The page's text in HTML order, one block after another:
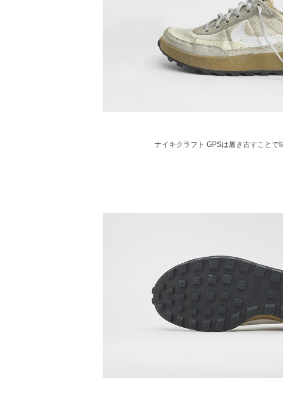
ナイキクラフト GPSは履き古すことで